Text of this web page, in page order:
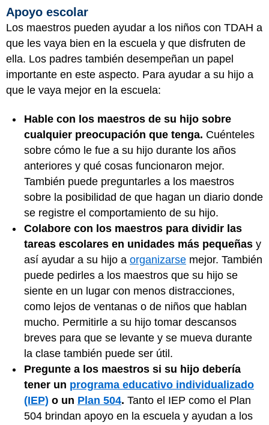
Apoyo escolar
Los maestros pueden ayudar a los niños con TDAH a
que les vaya bien en la escuela y que disfruten de
ella. Los padres también desempeñan un papel
importante en este aspecto. Para ayudar a su hijo a
que le vaya mejor en la escuela:
Hable con los maestros de su hijo sobre
cualquier preocupación que tenga. Cuénteles
sobre cómo le fue a su hijo durante los años
anteriores y qué cosas funcionaron mejor.
También puede preguntarles a los maestros
sobre la posibilidad de que hagan un diario donde
se registre el comportamiento de su hijo.
Colabore con los maestros para dividir las
tareas escolares en unidades más pequeñas y
así ayudar a su hijo a organizarse mejor. También
puede pedirles a los maestros que su hijo se
siente en un lugar con menos distracciones,
como lejos de ventanas o de niños que hablan
mucho. Permitirle a su hijo tomar descansos
breves para que se levante y se mueva durante
la clase también puede ser útil.
Pregunte a los maestros si su hijo debería
tener un programa educativo individualizado
(IEP) o un Plan 504. Tanto el IEP como el Plan
504 brindan apoyo en la escuela y ayudan a los